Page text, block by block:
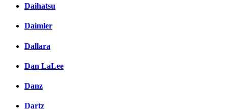
Daihatsu
Daimler
Dallara
Dan LaLee
Danz
Dartz